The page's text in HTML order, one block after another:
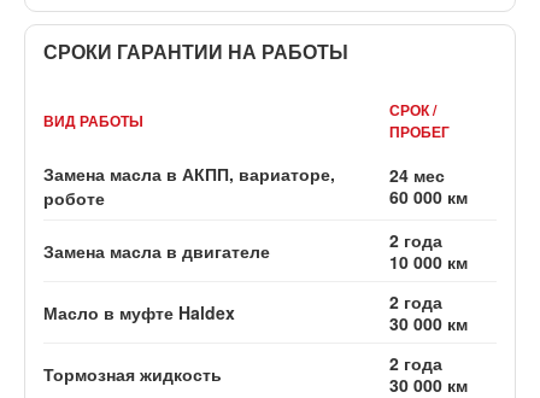
СРОКИ ГАРАНТИИ НА РАБОТЫ
ВИД РАБОТЫ
СРОК /
ПРОБЕГ
Замена масла в АКПП, вариаторе,
роботе
24 мес
60 000 км
Замена масла в двигателе
2 года
10 000 км
Масло в муфте Haldex
2 года
30 000 км
Тормозная жидкость
2 года
30 000 км